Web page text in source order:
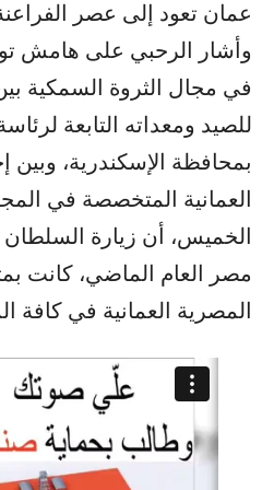
عمان تعود إلى عصر
وأشار الرحبي على هامش
في مجال الثروة السمكية
للصيد ومعداته التابعة
بمحافظة الإسكندرية،
العمانية المتخصصة في
الخميس، أن زيارة
مصر العام الماضي، كانت
المصرية العمانية في كافة